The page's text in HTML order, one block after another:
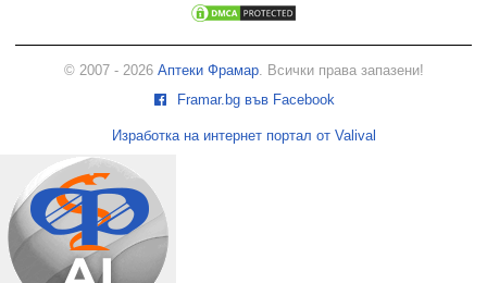
© 2007 - 2026 Аптеки Фрамар. Всички права запазени!
Framar.bg във Facebook
Изработка на интернет портал от Valival